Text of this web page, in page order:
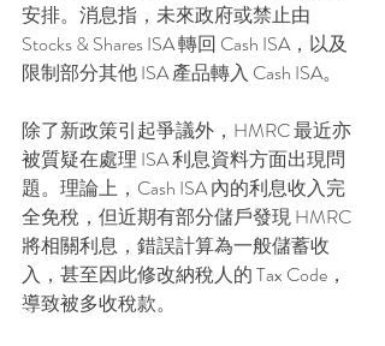
安排。消息指，未來政府或禁止由
Stocks & Shares ISA 轉回 Cash ISA，以及
限制部分其他 ISA 產品轉入 Cash ISA。
除了新政策引起爭議外，HMRC 最近亦
被質疑在處理 ISA 利息資料方面出現問
題。理論上，Cash ISA 內的利息收入完
全免稅，但近期有部分儲戶發現 HMRC
將相關利息，錯誤計算為一般儲蓄收
入，甚至因此修改納稅人的 Tax Code，
導致被多收稅款。